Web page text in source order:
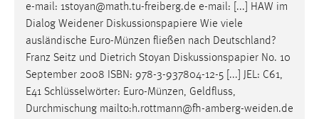
e-mail: 1stoyan@math.tu-freiberg.de e-mail: [...] HAW im
Dialog Weidener Diskussionspapiere Wie viele
ausländische Euro-Münzen fließen nach Deutschland?
Franz Seitz und Dietrich Stoyan Diskussionspapier No. 10
September 2008 ISBN: 978-3-937804-12-5 [...] JEL: C61,
E41 Schlüsselwörter: Euro-Münzen, Geldfluss,
Durchmischung mailto:h.rottmann@fh-amberg-weiden.de